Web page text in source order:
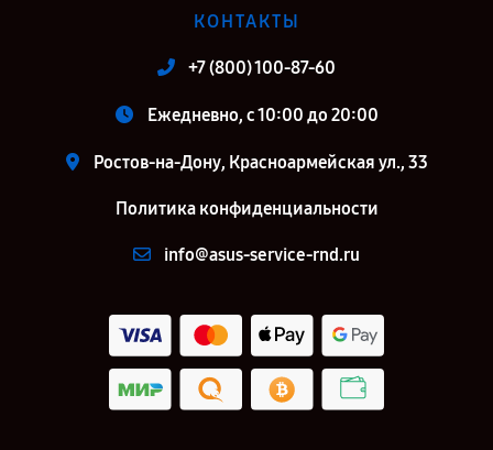
КОНТАКТЫ
+7 (800) 100-87-60
Ежедневно, с 10:00 до 20:00
Ростов-на-Дону, Красноармейская ул., 33
Политика конфиденциальности
info@asus-service-rnd.ru